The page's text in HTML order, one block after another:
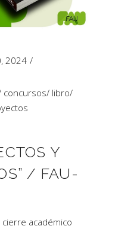
2024
concursos/ libro/
Y
/ FAU-
académico